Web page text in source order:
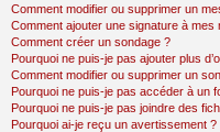
Comment modifier ou supprimer un
Comment ajouter une signature à mes
Comment créer un sondage ?
Pourquoi ne puis-je pas ajouter plus
Comment modifier ou supprimer un
Pourquoi ne puis-je pas accéder à un
Pourquoi ne puis-je pas joindre des
Pourquoi ai-je reçu un avertissement ?